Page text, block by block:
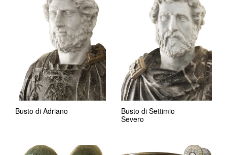
Busto di Adriano
Busto di Settimio
Severo